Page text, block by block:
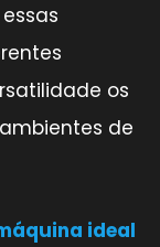
os
de
ideal